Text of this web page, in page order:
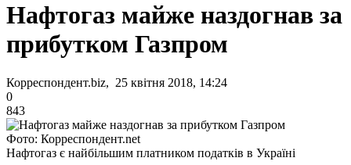
Нафтогаз майже наздогнав за
прибутком Газпром
Корреспондент.biz, 25 квітня 2018, 14:24
0
843
Фото: Корреспондент.net
Нафтогаз є найбільшим платником податків в Україні